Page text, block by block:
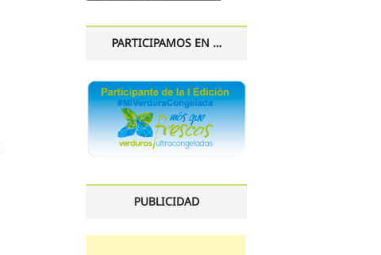
PARTICIPAMOS EN …
PUBLICIDAD